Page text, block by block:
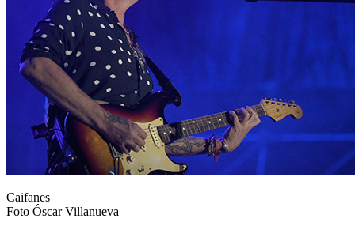
Caifanes
Foto Óscar Villanueva